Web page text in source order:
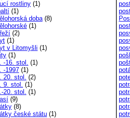
rostliny (1)
(1)
doba(8)
(1)
(2)
(1)
v Litomyšli (1)
(1)
-16. stol. (1)
-1997 (1)
20. stol. (2)
9. stol. (1)
20. stol. (1)
(9)
(8)
české státu (1)